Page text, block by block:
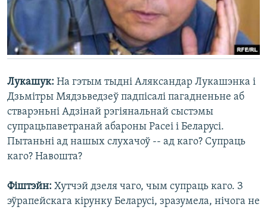
Лукашук: На гэтым тыдні Аляксандар Лукашэнка і
Дзьмітры Мядзьведзеў падпісалі пагадненьне аб
стварэньні Адзінай рэгіянальнай сыстэмы
супрацьпаветранай абароны Расеі і Беларусі.
Пытаньні ад нашых слухачоў -- ад каго? Супраць
каго? Навошта?
Фіштэйн: Хутчэй дзеля чаго, чым супраць каго. З
эўрапейскага кірунку Беларусі, зразумела, нічога не